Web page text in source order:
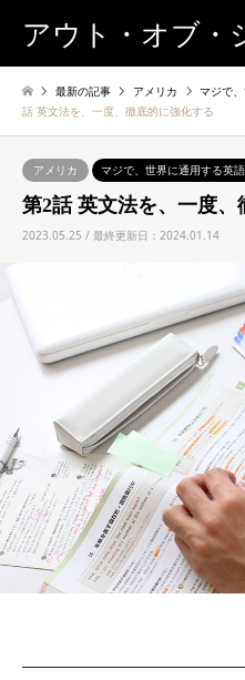
アウト・オブ・
最新の記事 アメリカ マジで
話 英文法を、一度、徹底的に強化する
アメリカ マジで、世界に通用する英
第2話 英文法を、一度、
2023.05.25 / 最終更新日：2024.01.14